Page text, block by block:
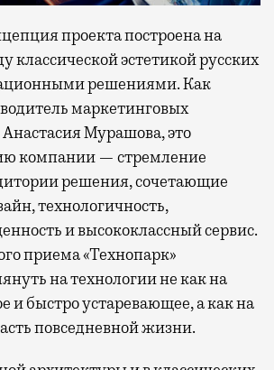
проекта построена на
классической эстетикой русских
решениями. Как
маркетинговых
Мурашова, это
компании — стремление
решения, сочетающие
технологичность,
и высококлассный сервис.
приема «Технопарк»
на технологии не как на
и быстро устаревающее, а как на
повседневной жизни.